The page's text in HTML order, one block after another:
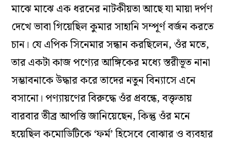
মাঝে মাঝে এক ধরনের নাটকীয়তা আছে যামায়া দর্পণ
দেখে ভাবা গিয়েছিল কুমার সাহানি সম্পূর্ণ বর্জন করতে
চান। যে এপিক সিনেমার সন্ধান করছিলেন, ওঁর মতে,
তার একটা কাজ পণ্যের আঙ্গিকের মধ্যে স্তরীভূত নানা
সম্ভাবনাকে উদ্ধার করে তাদের নতুন বিন্যাসে এনে
বসানো। পণ্যায়ণের বিরুদ্ধে ওঁর প্রবন্ধে, বক্তৃতায়
বারবার তীব্র আপত্তি জানিয়েছেন, কিন্তু ওঁর মনে
হয়েছিল কমোডিটিকে ‘ফর্ম’ হিসেবে বোঝার ও ব্যবহার